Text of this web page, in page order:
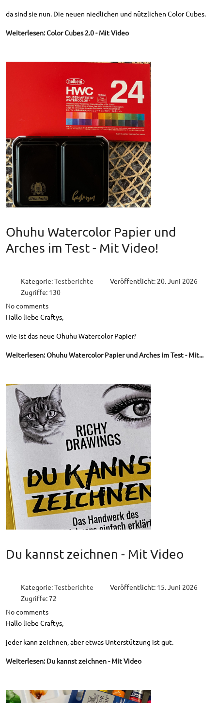
da sind sie nun. Die neuen niedlichen und nützlichen Color Cubes.
Weiterlesen: Color Cubes 2.0 - Mit Video
Ohuhu Watercolor Papier und
Arches im Test - Mit Video!
Kategorie:Testberichte
Veröffentlicht: 20. Juni 2026
Zugriffe: 130
No comments
Hallo liebe Craftys,
wie ist das neue Ohuhu Watercolor Papier?
Weiterlesen: Ohuhu Watercolor Papier und Arches im Test - Mit...
Du kannst zeichnen - Mit Video
Kategorie:Testberichte
Veröffentlicht: 15. Juni 2026
Zugriffe: 72
No comments
Hallo liebe Craftys,
jeder kann zeichnen, aber etwas Unterstützung ist gut.
Weiterlesen: Du kannst zeichnen - Mit Video